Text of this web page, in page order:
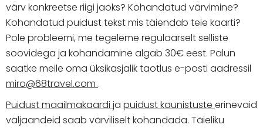
värv konkreetse riigi jaoks? Kohandatud värvimine?
Kohandatud puidust tekst mis täiendab teie kaarti?
Pole probleemi, me tegeleme regulaarselt selliste
soovidega ja kohandamine algab 30€ eest. Palun
saatke meile oma üksikasjalik taotlus e-posti aadressil
miro@68travel.com .
Puidust maailmakaardi ja puidust kaunistuste erinevaid
väljaandeid saab värviliselt kohandada. Täieliku